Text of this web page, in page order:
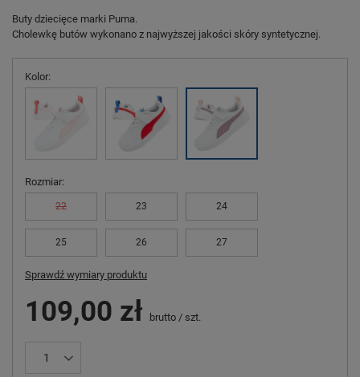
Buty dziecięce marki Puma.
Cholewkę butów wykonano z najwyższej jakości skóry syntetycznej.
Kolor
Rozmiar
22 23 24
25 26 27
Sprawdź wymiary produktu
109,00 zł brutto / szt.